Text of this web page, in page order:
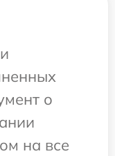
о
на все